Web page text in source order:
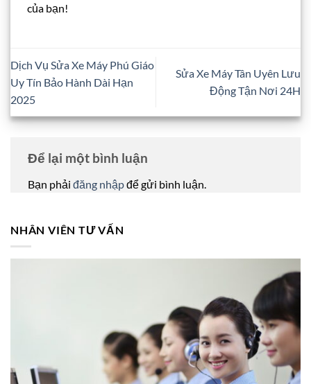
của bạn!
Dịch Vụ Sửa Xe Máy Phú Giáo
Uy Tín Bảo Hành Dài Hạn
2025
Sửa Xe Máy Tân Uyên Lưu
Động Tận Nơi 24H
Để lại một bình luận
Bạn phải đăng nhậpđể gửi bình luận.
NHÂN VIÊN TƯ VẤN